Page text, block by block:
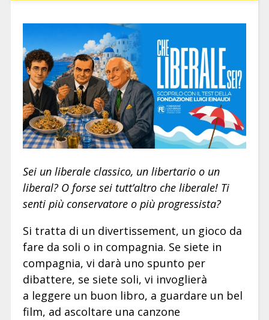
Sei un liberale classico, un libertario o un
liberal? O forse sei tutt’altro che liberale! Ti
senti più conservatore o più progressista?
Si tratta di un divertissement, un gioco da
fare da soli o in compagnia. Se siete in
compagnia, vi darà uno spunto per
dibattere, se siete soli, vi invoglierà
a leggere un buon libro, a guardare un bel
film, ad ascoltare una canzone